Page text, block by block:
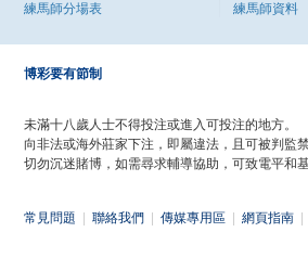
練馬師分場表
練馬師資料
博彩要有節制
未滿十八歲人士不得投注或進入可投注的地方。
向非法或海外莊家下注，即屬違法，且可被判監禁
切勿沉迷賭博，如需尋求輔導協助，可致電平和
常見問題 聯絡我們 傳媒專用區 網頁指南